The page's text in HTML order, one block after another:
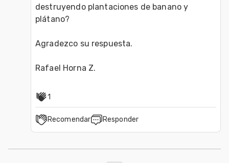
destruyendo plantaciones de banano y
plátano?
Agradezco su respuesta.
Rafael Horna Z.
1
Recomendar Responder